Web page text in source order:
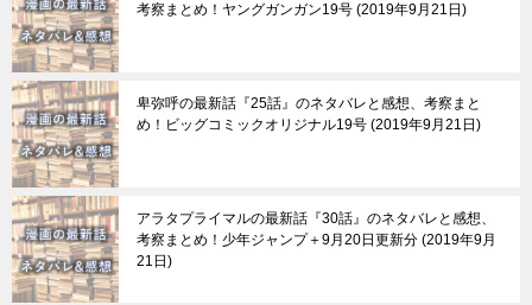
考察まとめ！ヤングガンガン19号 2019年9月21日
卑弥呼の最新話『25話』のネタバレと感想、考察まと
め！ビッグコミックオリジナル19号 2019年9月21日
アラタプライマルの最新話『30話』のネタバレと感想、
考察まとめ！少年ジャンプ＋9月20日更新分 2019年9月
21日